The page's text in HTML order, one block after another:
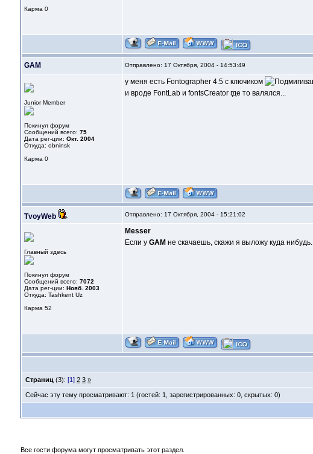
Карма 0
GAM Отправлено: 17 Октября, 2004 - 14:53:49
Junior Member
Покинул форум
Сообщений всего: 75
Дата рег-ции: Окт. 2004
Откуда: obninsk
Карма 0
у меня есть Fontographer 4.5 с ключиком
и вроде FontLab и fontsCreator где то валялся...
TvoyWeb Отправлено: 17 Октября, 2004 - 15:21:02
Главный здесь
Покинул форум
Сообщений всего: 7072
Дата рег-ции: Нояб. 2003
Откуда: Tashkent Uz
Карма 52
Messer
Если у GAM не скачаешь, скажи я выложу куда нибудь.
Страниц (3): [1] 2 3 »
Сейчас эту тему просматривают: 1 (гостей: 1, зарегистрированных: 0, скрытых: 0)
Все гости форума могут просматривать этот раздел.